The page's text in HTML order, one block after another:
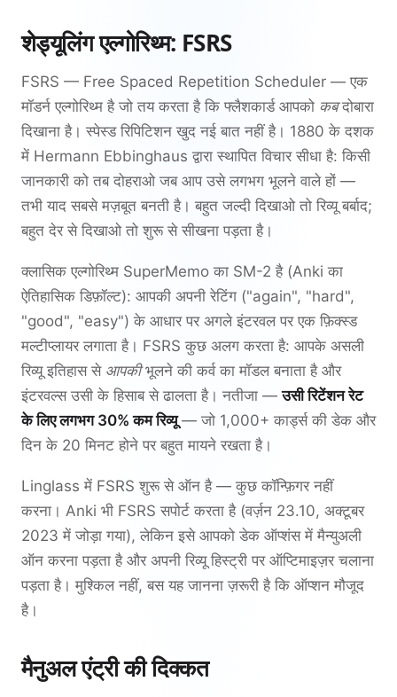
शेड्यूलिंग एल्गोरिथ्म: FSRS
FSRS — Free Spaced Repetition Scheduler — एक
मॉडर्न एल्गोरिथ्म है जो तय करता है कि फ्लैशकार्ड आपको कबदोबारा
दिखाना है। स्पेस्ड रिपिटिशन खुद नई बात नहीं है। 1880 के दशक
में Hermann Ebbinghaus द्वारा स्थापित विचार सीधा है: किसी
जानकारी को तब दोहराओ जब आप उसे लगभग भूलने वाले हों —
तभी याद सबसे मज़बूत बनती है। बहुत जल्दी दिखाओ तो रिव्यू बर्बाद;
बहुत देर से दिखाओ तो शुरू से सीखना पड़ता है।
क्लासिक एल्गोरिथ्म SuperMemo का SM-2 है (Anki का
ऐतिहासिक डिफ़ॉल्ट): आपकी अपनी रेटिंग ("again", "hard",
"good", "easy") के आधार पर अगले इंटरवल पर एक फ़िक्स्ड
मल्टीप्लायर लगाता है। FSRS कुछ अलग करता है: आपके असली
रिव्यू इतिहास से आपकीभूलने की कर्व का मॉडल बनाता है और
इंटरवल्स उसी के हिसाब से ढालता है। नतीजा —उसी रिटेंशन रेट
के लिए लगभग 30% कम रिव्यू— जो 1,000+ कार्ड्स की डेक और
दिन के 20 मिनट होने पर बहुत मायने रखता है।
Linglass में FSRS शुरू से ऑन है — कुछ कॉन्फ़िगर नहीं
करना। Anki भी FSRS सपोर्ट करता है (वर्ज़न 23.10, अक्टूबर
2023 में जोड़ा गया), लेकिन इसे आपको डेक ऑप्शंस में मैन्युअली
ऑन करना पड़ता है और अपनी रिव्यू हिस्ट्री पर ऑप्टिमाइज़र चलाना
पड़ता है। मुश्किल नहीं, बस यह जानना ज़रूरी है कि ऑप्शन मौजूद
है।
मैनुअल एंट्री की दिक्कत